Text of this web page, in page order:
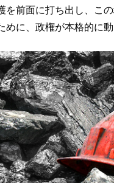
を前面に打ち出し、こ
に、政権が本格的に動